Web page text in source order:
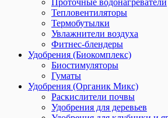
Проточные водонагреватели
Тепловентиляторы
Термобутылки
Увлажнители воздуха
Фитнес-блендеры
Удобрения (Биокомплекс)
Биостимуляторы
Гуматы
Удобрения (Органик Микс)
Раскислители почвы
Удобрения для деревьев